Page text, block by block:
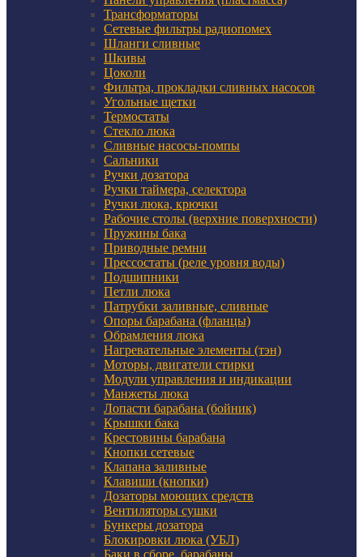
Трансформаторы
Сетевые фильтры радиопомех
Шланги сливные
Шкивы
Цоколи
Фильтра, прокладки сливных насосов
Угольные щетки
Термостаты
Стекло люка
Сливные насосы-помпы
Сальники
Ручки дозатора
Ручки таймера, селектора
Ручки люка, крючки
Рабочие столы (верхние поверхности)
Пружины бака
Приводные ремни
Прессостаты (реле уровня воды)
Подшипники
Петли люка
Патрубки заливные, сливные
Опоры барабана (фланцы)
Обрамления люка
Нагревательные элементы (тэн)
Моторы, двигатели стирки
Модули управления и индикации
Манжеты люка
Лопасти барабана (бойник)
Крышки бака
Крестовины барабана
Кнопки сетевые
Клапана заливные
Клавиши (кнопки)
Дозаторы моющих средств
Вентиляторы сушки
Бункеры дозатора
Блокировки люка (УБЛ)
Баки в сборе, барабаны